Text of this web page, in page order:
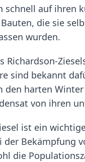
schnell auf ihren
die sie
wurden.
Richardson-
sind bekannt
den harten
von ihren
ist ein
der Bekämpfung
die